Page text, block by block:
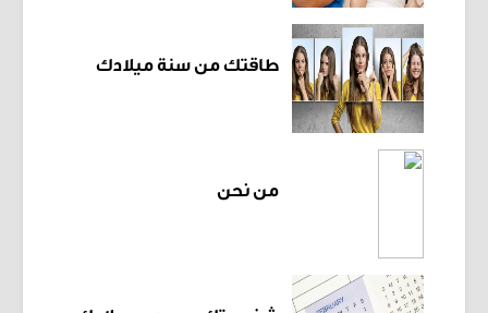
طاقتك من سنة ميلادك
من نحن